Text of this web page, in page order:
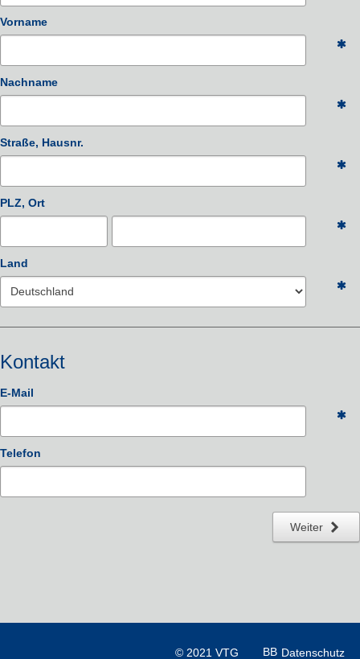
Vorname
Nachname
Straße, Hausnr.
PLZ, Ort
Land
Kontakt
E-Mail
Telefon
Weiter
© 2021 VTG Datenschutz